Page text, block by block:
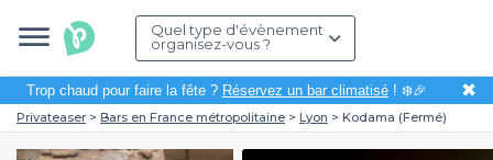
Quel type d'évènement
organisez-vous ?
Trop chaud pour faire la fête ? Réservez un bar climatisé! ❄️🎉 ✖
Privateaser Bars en France métropolitaine Lyon Kodama (Fermé)